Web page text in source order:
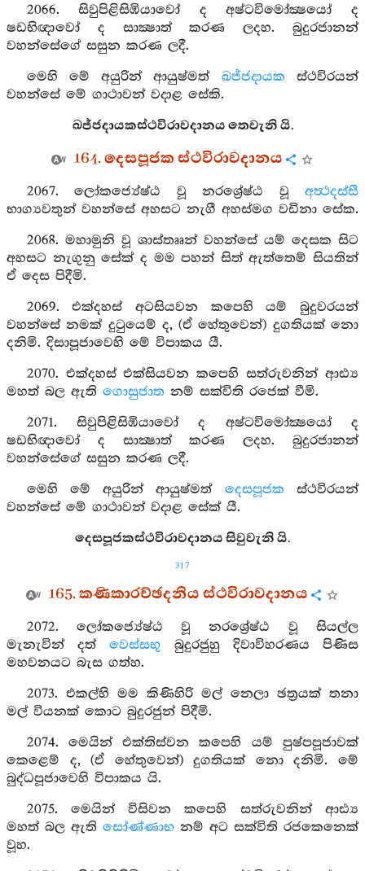
2066. සිවුපිළිසිඹියාවෝ ද අෂ්ටවිමෝක්‍ෂයෝ ද
ෂඩභිඥාවෝ ද සාක්‍ෂාත් කරණ ලදහ. බුදුරජානන්
වහන්සේගේ සසුන කරණ ලදී.
මෙහි මේ අයුරින් ආයුෂ්මත් ඛජ්ජදායක ස්ථවිරයන්
වහන්සේ මේ ගාථාවන් වදාළ සේකි.
ඛජ්ජදායකස්ථවිරාවදානය තෙවැනි යි.
164. දෙසපූජක ස්ථවිරාවදානය
2067. ලෝකජ්‍යේෂ්ඨ වූ නරශ්‍රේෂ්ඨ වූ අත්‍ථදස්සී
භාග්‍යවතුන් වහන්සේ අහසට නැගී අහස්මග වඩිනා සේක.
2068. මහාමුනි වූ ශාස්තෲන් වහන්සේ යම් දෙසක සිට
අහසට නැගුනු සේක් ද මම පහන් සිත් ඇත්තෙම් සියතින්
ඒ දෙස පිදීමි.
2069. එක්දහස් අටසියවන කපෙහි යම් බුදුවරයන්
වහන්සේ නමක් දුටුයෙම් ද, (ඒ හේතුවෙන්) දුගතියක් නො
දනිමි. දිසාපූජාවෙහි මේ විපාකය යී.
2070. එක්දහස් එක්සියවන කපෙහි සත්රුවනින් ආඪ්‍ය
මහත් බල ඇති ගොසුජාත නම් සක්විති රජෙක් වීමි.
2071. සිවුපිළිසිඹියාවෝ ද අෂ්ටවිමෝක්‍ෂයෝ ද
ෂඩභිඥාවෝ ද සාක්‍ෂාත් කරණ ලදහ. බුදුරජානන්
වහන්සේගේ සසුන කරණ ලදී.
මෙහි මේ අයුරින් ආයුෂ්මත් දෙසපූජක ස්ථවිරයන්
වහන්සේ මේ ගාථාවන් වදාළ සේක් යී.
දෙසපූජකස්ථවිරාවදානය සිවුවැනි යි.
317
165. කණිකාරච්ඡදනිය ස්ථවිරාවදානය
2072. ලෝකජ්‍යේෂ්ඨ වූ නරශ්‍රේෂ්ඨ වූ සියල්ල
මැනැවින් දත්වෙස්සභූ බුදුරජුහු දිවාවිහරණය පිණිස
මහවනයට බැස ගත්හ.
2073. එකල්හි මම කිණිහිරි මල් නෙලා ඡත්‍රයක් තනා
මල් වියනක් කොට බුදුරජුන් පිදීමි.
2074. මෙයින් එක්තිස්වන කපෙහි යම් පුෂ්පපූජාවක්
කෙළෙම් ද, (ඒ හේතුවෙන්) දුගතියක් නො දනිමි. මේ
බුද්ධපූජාවෙහි විපාකය යි.
2075. මෙයින් විසිවන කපෙහි සත්රුවනින් ආඪ්‍ය
මහත් බල ඇති සෝණ්ණාභ නම් අට සක්විති රජකෙනෙක්
වූහ.